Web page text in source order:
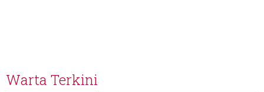
Warta Terkini